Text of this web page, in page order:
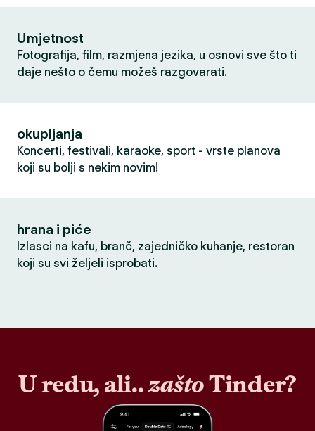
Umjetnost
Fotografija, film, razmjena jezika, u osnovi sve što ti
daje nešto o čemu možeš razgovarati.
okupljanja
Koncerti, festivali, karaoke, sport - vrste planova
koji su bolji s nekim novim!
hrana i piće
Izlasci na kafu, branč, zajedničko kuhanje, restoran
koji su svi željeli isprobati.
U redu, ali..zaštoTinder?